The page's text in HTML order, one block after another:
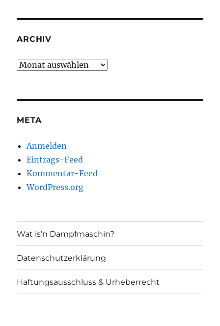
ARCHIV
Archiv
META
Anmelden
Eintrags-Feed
Kommentar-Feed
WordPress.org
Wat is’n Dampfmaschin?
Datenschutzerklärung
Haftungsausschluss & Urheberrecht